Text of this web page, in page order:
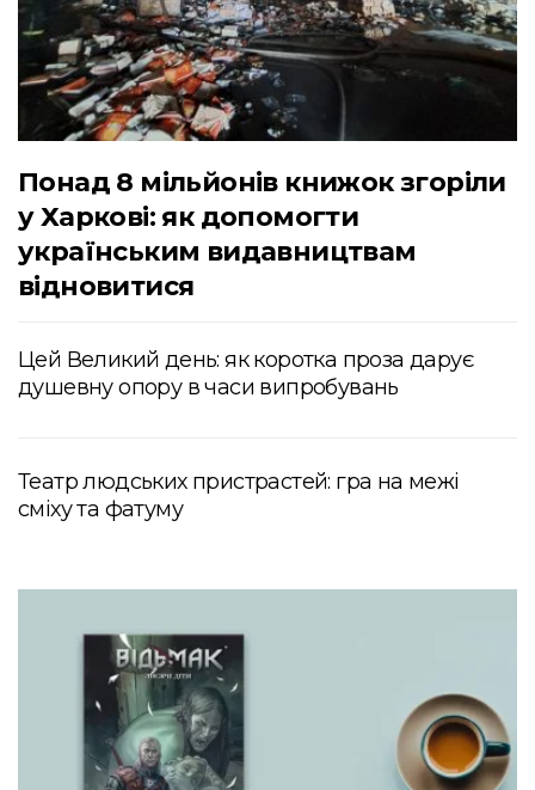
Понад 8 мільйонів книжок згоріли
у Харкові: як допомогти
українським видавництвам
відновитися
Цей Великий день: як коротка проза дарує
душевну опору в часи випробувань
Театр людських пристрастей: гра на межі
сміху та фатуму